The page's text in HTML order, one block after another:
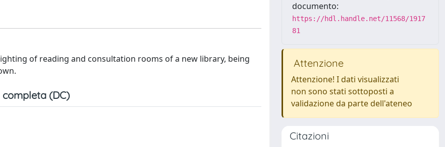
of reading and consultation rooms of a new library, being
completa (DC)
documento:
https://hdl.handle.net/11568/1917
81
Attenzione
Attenzione! I dati visualizzati
non sono stati sottoposti a
validazione da parte dell'ateneo
Citazioni